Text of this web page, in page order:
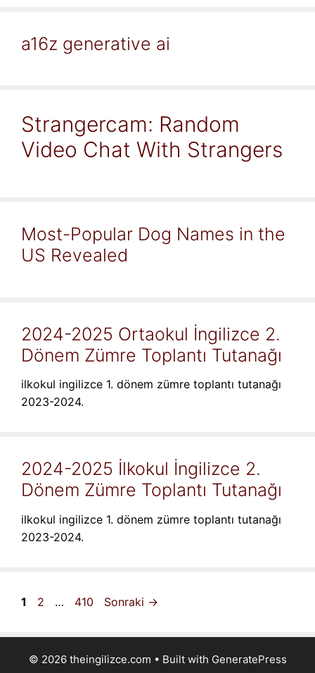
a16z generative ai
Strangercam: Random
Video Chat With Strangers
Most-Popular Dog Names in the
US Revealed
2024-2025 Ortaokul İngilizce 2.
Dönem Zümre Toplantı Tutanağı
ilkokul ingilizce 1. dönem zümre toplantı tutanağı
2023-2024.
2024-2025 İlkokul İngilizce 2.
Dönem Zümre Toplantı Tutanağı
ilkokul ingilizce 1. dönem zümre toplantı tutanağı
2023-2024.
Sayfa
1 Sayfa
2 … Sayfa
410 Sonraki →
© 2026 theingilizce.com • Built with GeneratePress